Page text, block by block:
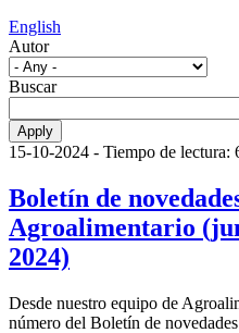
English
Autor
Buscar
15-10-2024 - Tiempo de lectura:
Boletín de
Agroalimentario
2024)
Desde nuestro equipo de
número del Boletín de